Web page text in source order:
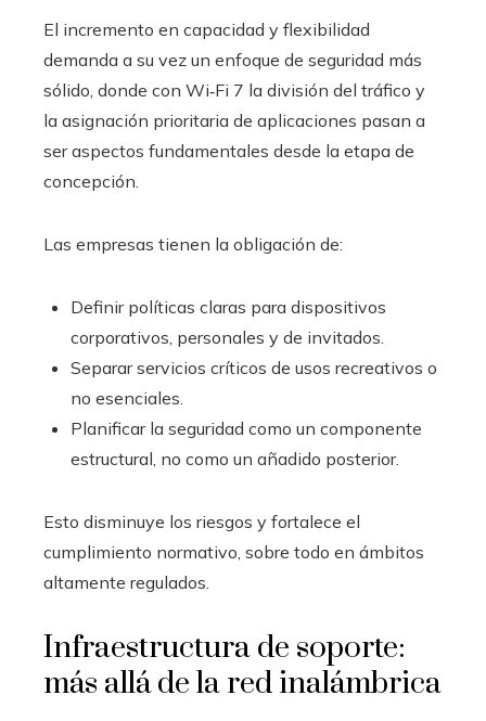
El incremento en capacidad y flexibilidad
demanda a su vez un enfoque de seguridad más
sólido, donde con Wi‑Fi 7 la división del tráfico y
la asignación prioritaria de aplicaciones pasan a
ser aspectos fundamentales desde la etapa de
concepción.
Las empresas tienen la obligación de:
Definir políticas claras para dispositivos
corporativos, personales y de invitados.
Separar servicios críticos de usos recreativos o
no esenciales.
Planificar la seguridad como un componente
estructural, no como un añadido posterior.
Esto disminuye los riesgos y fortalece el
cumplimiento normativo, sobre todo en ámbitos
altamente regulados.
Infraestructura de soporte:
más allá de la red inalámbrica